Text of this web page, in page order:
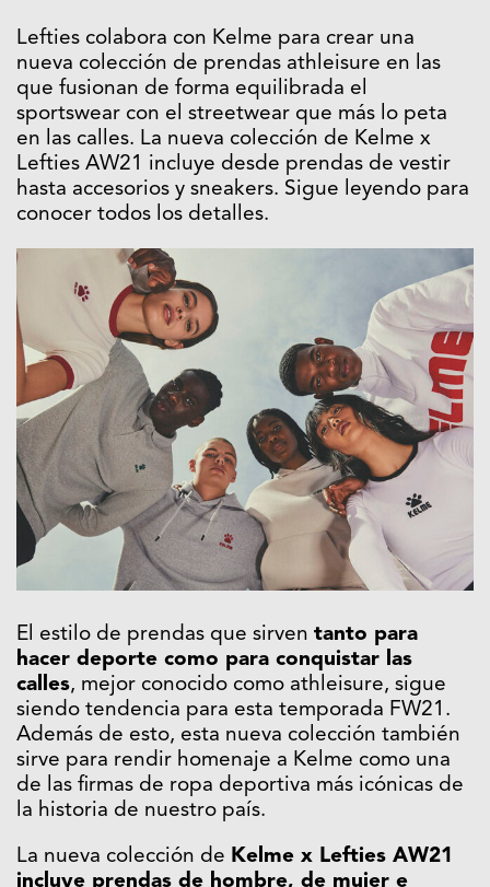
Lefties colabora con Kelme para crear una
nueva colección de prendas athleisure en las
que fusionan de forma equilibrada el
sportswear con el streetwear que más lo peta
en las calles. La nueva colección de Kelme x
Lefties AW21 incluye desde prendas de vestir
hasta accesorios y sneakers. Sigue leyendo para
conocer todos los detalles.
El estilo de prendas que sirven tanto para
hacer deporte como para conquistar las
calles, mejor conocido como athleisure, sigue
siendo tendencia para esta temporada FW21.
Además de esto, esta nueva colección también
sirve para rendir homenaje a Kelme como una
de las firmas de ropa deportiva más icónicas de
la historia de nuestro país.
La nueva colección de Kelme x Lefties AW21
incluye prendas de hombre, de mujer e